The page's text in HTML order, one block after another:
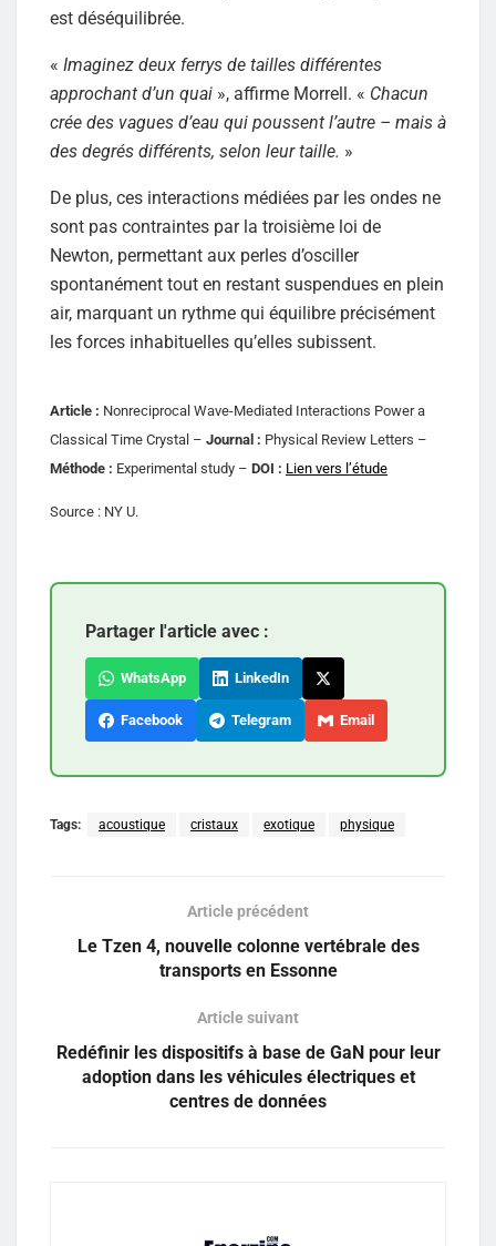
est déséquilibrée.
« Imaginez deux ferrys de tailles différentes
approchant d’un quai », affirme Morrell. « Chacun
crée des vagues d’eau qui poussent l’autre – mais à
des degrés différents, selon leur taille. »
De plus, ces interactions médiées par les ondes ne
sont pas contraintes par la troisième loi de
Newton, permettant aux perles d’osciller
spontanément tout en restant suspendues en plein
air, marquant un rythme qui équilibre précisément
les forces inhabituelles qu’elles subissent.
Article : Nonreciprocal Wave-Mediated Interactions Power a
Classical Time Crystal – Journal : Physical Review Letters –
Méthode : Experimental study – DOI : Lien vers l’étude
Source : NY U.
Partager l'article avec :
WhatsApp LinkedIn
Facebook Telegram Email
Tags: acoustique cristaux exotique physique
Article précédent
Le Tzen 4, nouvelle colonne vertébrale des
transports en Essonne
Article suivant
Redéfinir les dispositifs à base de GaN pour leur
adoption dans les véhicules électriques et
centres de données